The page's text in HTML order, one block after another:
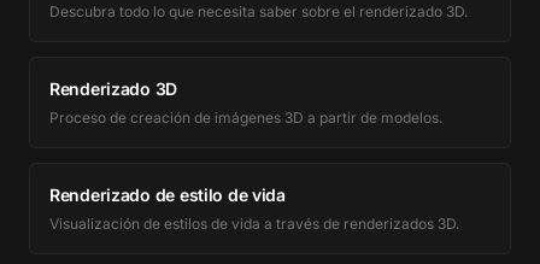
Descubra todo lo que necesita saber sobre el renderizado 3D.
Renderizado 3D
Proceso de creación de imágenes 3D a partir de modelos.
Renderizado de estilo de vida
Visualización de estilos de vida a través de renderizados 3D.